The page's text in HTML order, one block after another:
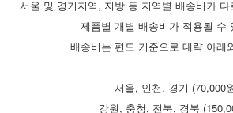
서울 및 경기지역, 지방 등 지역별 배송비가
제품별 개별 배송비가 적용될 수
배송비는 편도 기준으로 대략 아래
서울, 인천, 경기 (70,000
강원, 충청, 전북, 경북